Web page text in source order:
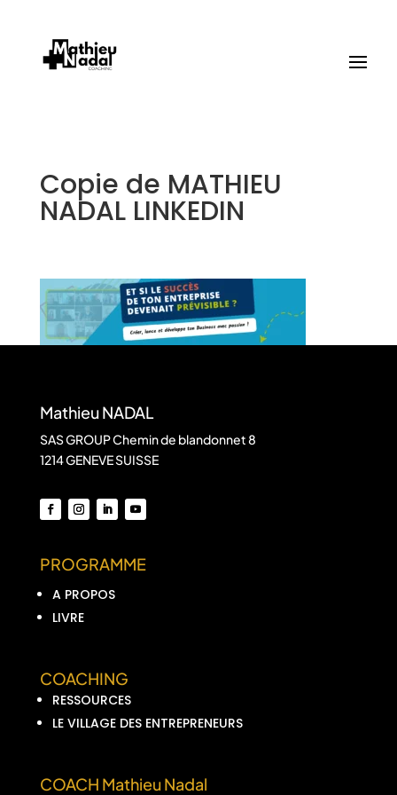
Copie de MATHIEU
NADAL LINKEDIN
Mathieu NADAL
SAS GROUP Chemin de blandonnet 8
1214 GENEVE SUISSE
PROGRAMME
A PROPOS
LIVRE
COACHING
RESSOURCES
LE VILLAGE DES ENTREPRENEURS
COACH Mathieu Nadal